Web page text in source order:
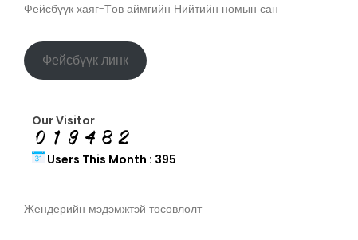
Фейсбүүк хаяг-Төв аймгийн Нийтийн номын сан
Фейсбүүк линк
Our Visitor
Users This Month : 395
Жендерийн мэдэмжтэй төсөвлөлт